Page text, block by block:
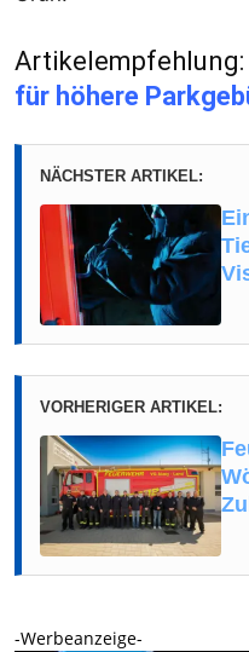
Artikelempfehlung:
für höhere
NÄCHSTER ARTIKEL:
VORHERIGER ARTIKEL:
-Werbeanzeige-